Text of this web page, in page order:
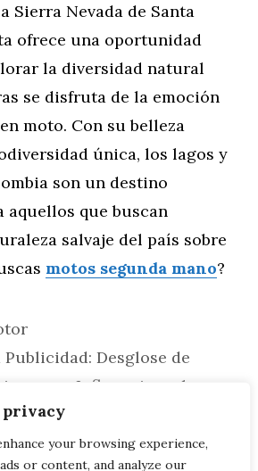
privacy
your browsing experience,
or content, and analyze our
Sierra Nevada de Santa
ofrece una oportunidad
la diversidad natural
se disfruta de la emoción
moto. Con su belleza
única, los lagos y
son un destino
aquellos que buscan
salvaje del país sobre
motos segunda mano?
Desglose de
y su Influencia en la
Akira: Un Análisis